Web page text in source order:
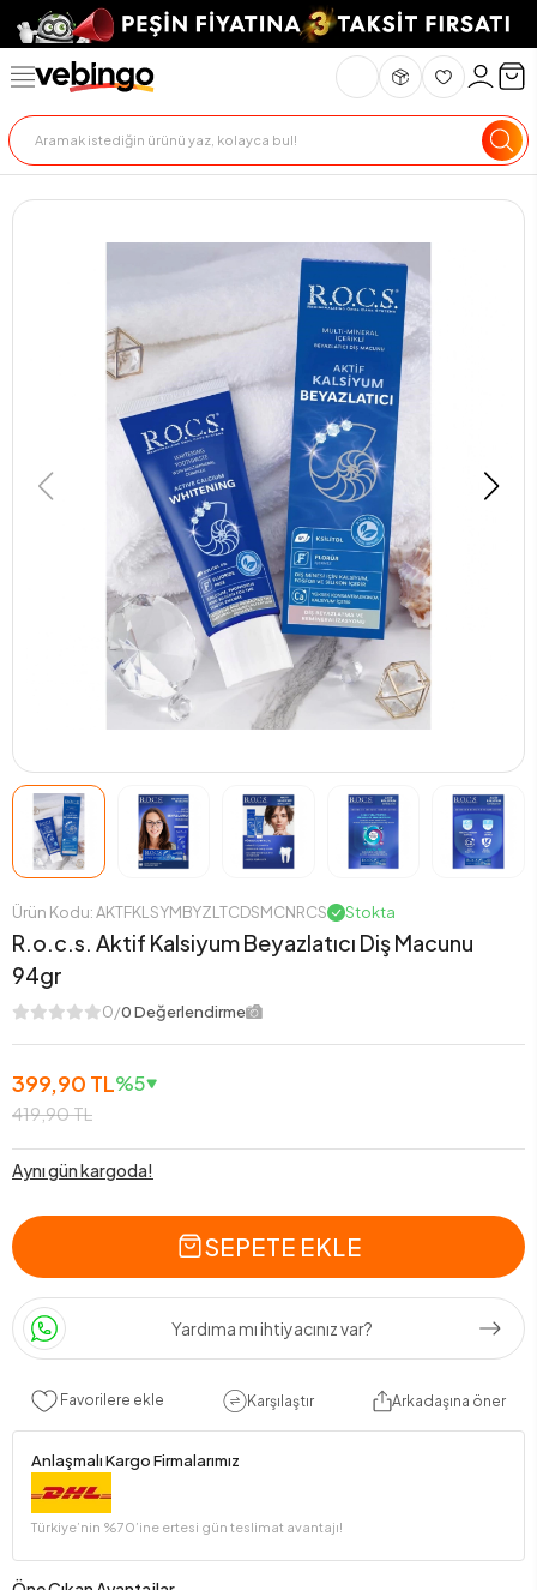
Ürün Kodu: AKTFKLSYMBYZLTCDSMCNRCS Stokta
R.o.c.s. Aktif Kalsiyum Beyazlatıcı Diş Macunu
94gr
0/0 Değerlendirme
399,90 TL
419,90 TL
%5
Aynı gün kargoda!
SEPETE EKLE
Yardıma mı ihtiyacınız var?
Favorilere ekle Karşılaştır Arkadaşına öner
Anlaşmalı Kargo Firmalarımız
Türkiye’nin %70’ine ertesi gün teslimat avantajı!
Genel Bakış Ürün Açıklaması Teknik Özellikler Teslimat Ve İade